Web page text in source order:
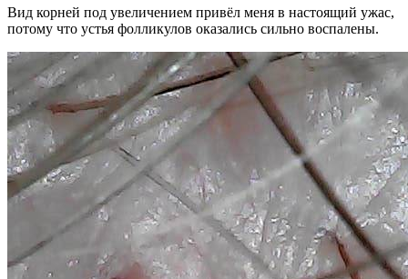
Вид корней под увеличением привёл меня в настоящий ужас,
потому что устья фолликулов оказались сильно воспалены.